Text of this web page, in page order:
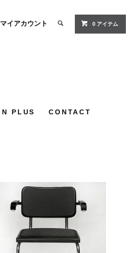
マイアカウント 0 アイテム
N PLUS CONTACT